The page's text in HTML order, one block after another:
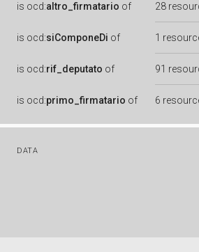
is ocd:altro_firmatario of 28
is ocd:siComponeDi of 1
is ocd:rif_deputato of 91
is ocd:primo_firmatario of 6
DATA